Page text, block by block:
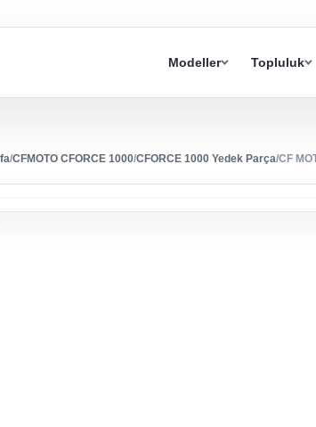
Modeller Topluluk
/CFMOTO CFORCE 1000/CFORCE 1000 Yedek Parça/CF